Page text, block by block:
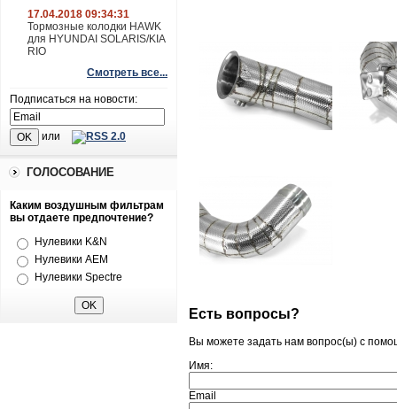
17.04.2018 09:34:31
Тормозные колодки HAWK
для HYUNDAI SOLARIS/KIA
RIO
Смотреть все...
Подписаться на новости:
или
ГОЛОСОВАНИЕ
Каким воздушным фильтрам
вы отдаете предпочтение?
Нулевики K&N
Нулевики AEM
Нулевики Spectre
Есть вопросы?
Вы можете задать нам вопрос(ы) с
Имя:
Email